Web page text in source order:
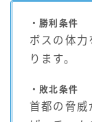
・勝利条件
ボスの体力
ります。
・敗北条件
首都の脅威